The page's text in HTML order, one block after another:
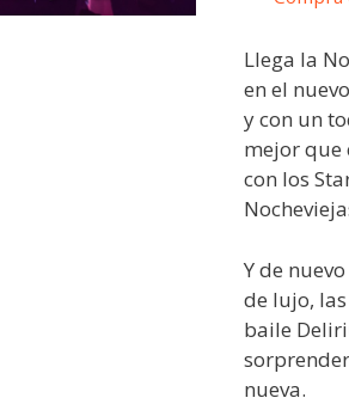
Llega la
en el
y con un
mejor que
con los
Y de
de lujo,
baile
nueva.